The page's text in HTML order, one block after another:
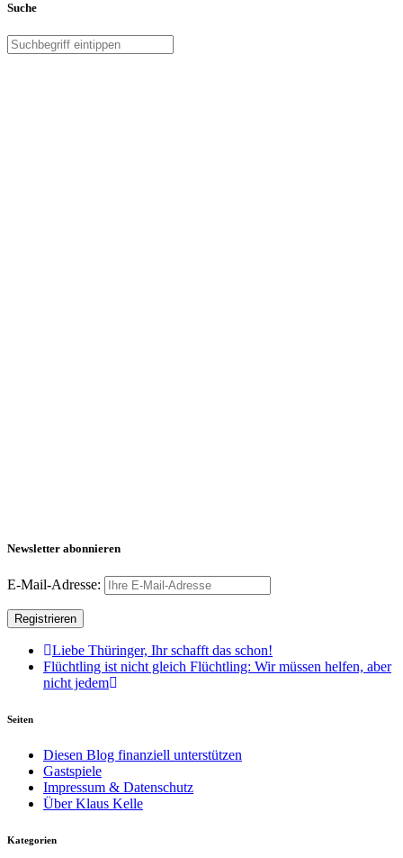
Suche
Newsletter abonnieren
E-Mail-Adresse:
Liebe Thüringer, Ihr schafft das schon!
Flüchtling ist nicht gleich Flüchtling: Wir müssen helfen, aber
nicht jedem
Seiten
Diesen Blog finanziell unterstützen
Gastspiele
Impressum & Datenschutz
Über Klaus Kelle
Kategorien